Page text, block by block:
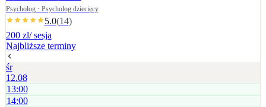
ustalana jest indywidualnie.
Psycholog · Psycholog dziecięcy
5.0(14)
200 zl/ sesja
Najbliższe terminy
śr
12.08
13:00
14:00